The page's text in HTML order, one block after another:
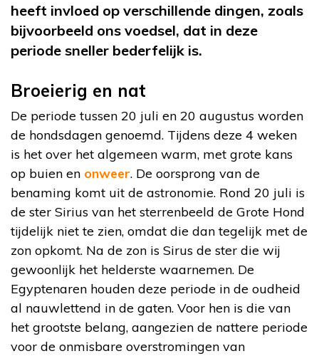
heeft invloed op verschillende dingen, zoals
bijvoorbeeld ons voedsel, dat in deze
periode sneller bederfelijk is.
Broeierig en nat
De periode tussen 20 juli en 20 augustus worden
de hondsdagen genoemd. Tijdens deze 4 weken
is het over het algemeen warm, met grote kans
op buien en onweer. De oorsprong van de
benaming komt uit de astronomie. Rond 20 juli is
de ster Sirius van het sterrenbeeld de Grote Hond
tijdelijk niet te zien, omdat die dan tegelijk met de
zon opkomt. Na de zon is Sirus de ster die wij
gewoonlijk het helderste waarnemen. De
Egyptenaren houden deze periode in de oudheid
al nauwlettend in de gaten. Voor hen is die van
het grootste belang, aangezien de nattere periode
voor de onmisbare overstromingen van